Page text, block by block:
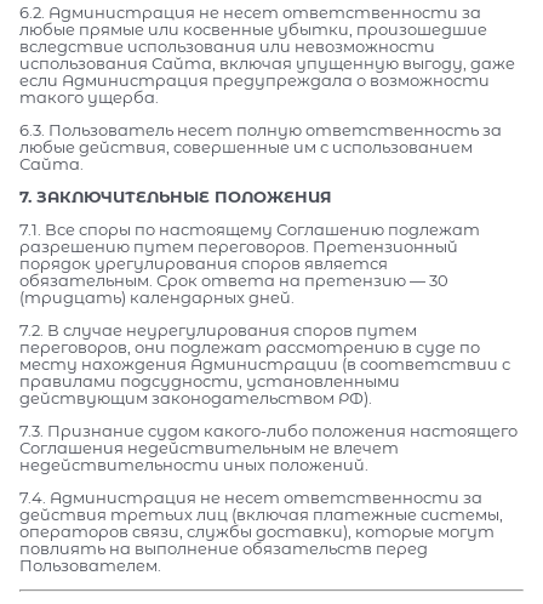
6.2. Администрация не несет ответственности за
любые прямые или косвенные убытки, произошедшие
вследствие использования или невозможности
использования Сайта, включая упущенную выгоду, даже
если Администрация предупреждала о возможности
такого ущерба.
6.3. Пользователь несет полную ответственность за
любые действия, совершенные им с использованием
Сайта.
7. ЗАКЛЮЧИТЕЛЬНЫЕ ПОЛОЖЕНИЯ
7.1. Все споры по настоящему Соглашению подлежат
разрешению путем переговоров. Претензионный
порядок урегулирования споров является
обязательным. Срок ответа на претензию — 30
(тридцать) календарных дней.
7.2. В случае неурегулирования споров путем
переговоров, они подлежат рассмотрению в суде по
месту нахождения Администрации (в соответствии с
правилами подсудности, установленными
действующим законодательством РФ).
7.3. Признание судом какого-либо положения настоящего
Соглашения недействительным не влечет
недействительности иных положений.
7.4. Администрация не несет ответственности за
действия третьих лиц (включая платежные системы,
операторов связи, службы доставки), которые могут
повлиять на выполнение обязательств перед
Пользователем.